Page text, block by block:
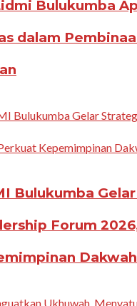
Bulukumba
dalam
Bulukumba
Forum